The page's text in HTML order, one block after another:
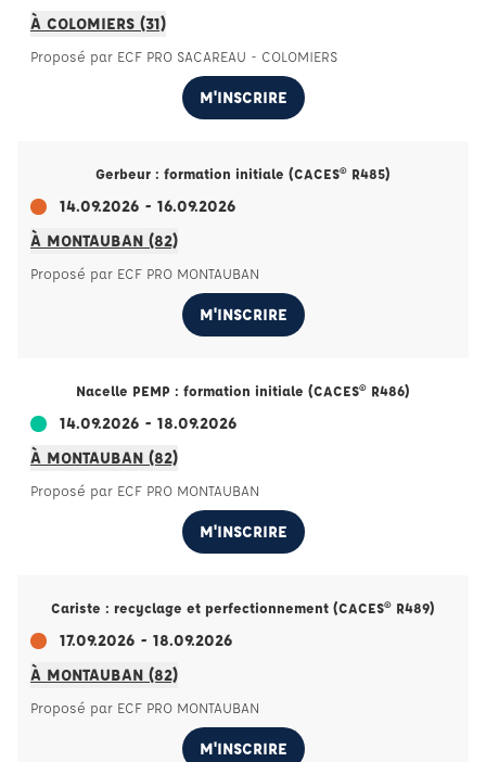
À COLOMIERS (31)
Proposé par ECF PRO SACAREAU - COLOMIERS
M'INSCRIRE
Gerbeur : formation initiale (CACES® R485)
14.09.2026 - 16.09.2026
À MONTAUBAN (82)
Proposé par ECF PRO MONTAUBAN
M'INSCRIRE
Nacelle PEMP : formation initiale (CACES® R486)
14.09.2026 - 18.09.2026
À MONTAUBAN (82)
Proposé par ECF PRO MONTAUBAN
M'INSCRIRE
Cariste : recyclage et perfectionnement (CACES® R489)
17.09.2026 - 18.09.2026
À MONTAUBAN (82)
Proposé par ECF PRO MONTAUBAN
M'INSCRIRE